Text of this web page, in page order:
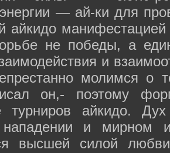
— ай-ки для
айкидо
не победы, а
и
молимся о
он,- поэтому
турниров айкидо.
и мирном
высшей силой